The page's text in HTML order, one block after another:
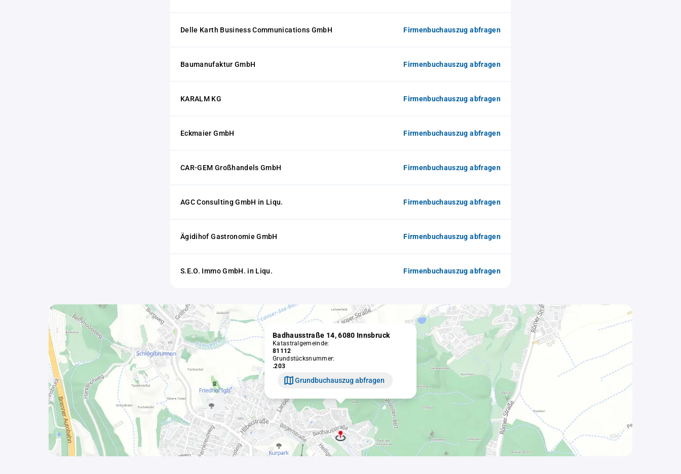
Delle Karth Business Communications GmbH Firmenbuchauszug abfragen
Baumanufaktur GmbH Firmenbuchauszug abfragen
KARALM KG Firmenbuchauszug abfragen
Eckmaier GmbH Firmenbuchauszug abfragen
CAR-GEM Großhandels GmbH Firmenbuchauszug abfragen
AGC Consulting GmbH in Liqu. Firmenbuchauszug abfragen
Ägidihof Gastronomie GmbH Firmenbuchauszug abfragen
S.E.O. Immo GmbH. in Liqu. Firmenbuchauszug abfragen
Badhausstraße 14, 6080 Innsbruck
Katastralgemeinde:
81112
Grundstücksnummer:
.203
Grundbuchauszug abfragen